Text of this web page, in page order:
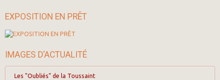
EXPOSITION EN PRÊT
IMAGES D’ACTUALITÉ
Les "Oubliés" de la Toussaint